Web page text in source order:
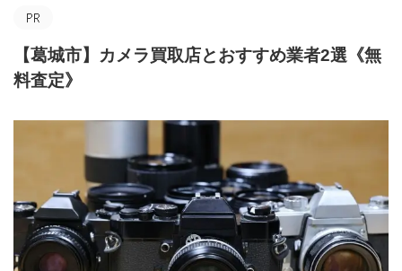
【葛城市】カメラ買取店とおすすめ業者2選《無
料査定》